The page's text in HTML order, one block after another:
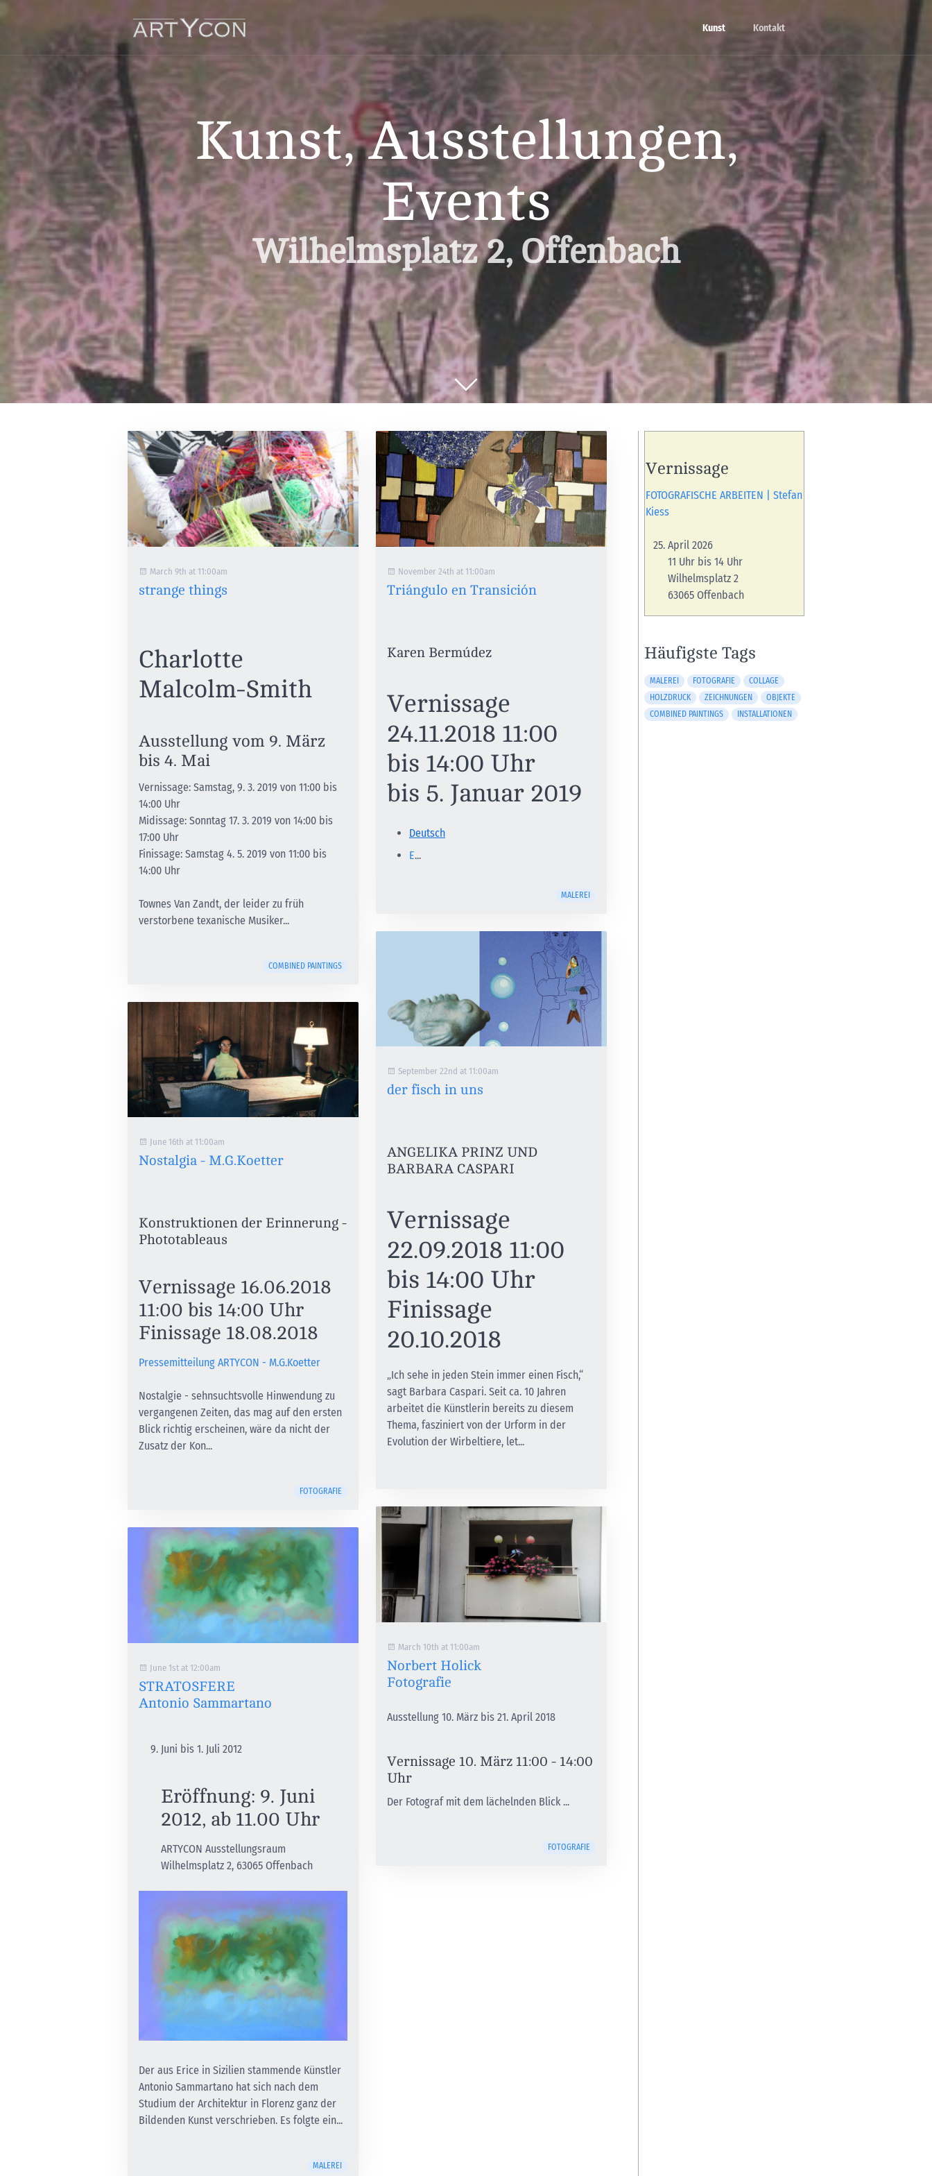
Kunst Kontakt
Kunst, Ausstellungen,
Events
Wilhelmsplatz 2, Offenbach
March 9th at 11:00am
strange things
Charlotte
Malcolm-Smith
Ausstellung vom 9. März
bis 4. Mai
Vernissage: Samstag, 9. 3. 2019 von 11:00 bis
14:00 Uhr
Midissage: Sonntag 17. 3. 2019 von 14:00 bis
17:00 Uhr
Finissage: Samstag 4. 5. 2019 von 11:00 bis
14:00 Uhr
Townes Van Zandt, der leider zu früh
verstorbene texanische Musiker...
COMBINED PAINTINGS
June 16th at 11:00am
Nostalgia - M.G.Koetter
Konstruktionen der Erinnerung -
Phototableaus
Vernissage 16.06.2018
11:00 bis 14:00 Uhr
Finissage 18.08.2018
Pressemitteilung ARTYCON - M.G.Koetter
Nostalgie - sehnsuchtsvolle Hinwendung zu
vergangenen Zeiten, das mag auf den ersten
Blick richtig erscheinen, wäre da nicht der
Zusatz der Kon...
FOTOGRAFIE
June 1st at 12:00am
STRATOSFERE
Antonio Sammartano
Juni bis 1. Juli 2012
Eröffnung: 9. Juni
2012, ab 11.00 Uhr
ARTYCON Ausstellungsraum
Wilhelmsplatz 2, 63065 Offenbach
Der aus Erice in Sizilien stammende Künstler
Antonio Sammartano hat sich nach dem
Studium der Architektur in Florenz ganz der
Bildenden Kunst verschrieben. Es folgte ein...
MALEREI
November 24th at 11:00am
Triángulo en Transición
Karen Bermúdez
Vernissage
24.11.2018 11:00
bis 14:00 Uhr
bis 5. Januar 2019
Deutsch
E...
MALEREI
September 22nd at 11:00am
der fisch in uns
ANGELIKA PRINZ UND
BARBARA CASPARI
Vernissage
22.09.2018 11:00
bis 14:00 Uhr
Finissage
20.10.2018
„Ich sehe in jeden Stein immer einen Fisch,“
sagt Barbara Caspari. Seit ca. 10 Jahren
arbeitet die Künstlerin bereits zu diesem
Thema, fasziniert von der Urform in der
Evolution der Wirbeltiere, let...
March 10th at 11:00am
Norbert Holick
Fotografie
Ausstellung 10. März bis 21. April 2018
Vernissage 10. März 11:00 - 14:00
Uhr
Der Fotograf mit dem lächelnden Blick ...
FOTOGRAFIE
Vernissage
FOTOGRAFISCHE ARBEITEN | Stefan
Kiess
April 2026
11 Uhr bis 14 Uhr
Wilhelmsplatz 2
63065 Offenbach
Häufigste Tags
MALEREI FOTOGRAFIE
COLLAGE
HOLZDRUCK
ZEICHNUNGEN
OBJEKTE
COMBINED PAINTINGS
INSTALLATIONEN